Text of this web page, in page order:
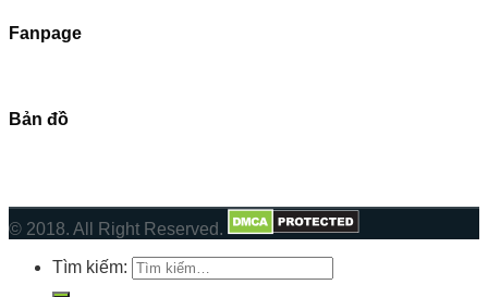
Fanpage
Bản đồ
© 2018. All Right Reserved.
Tìm kiếm: